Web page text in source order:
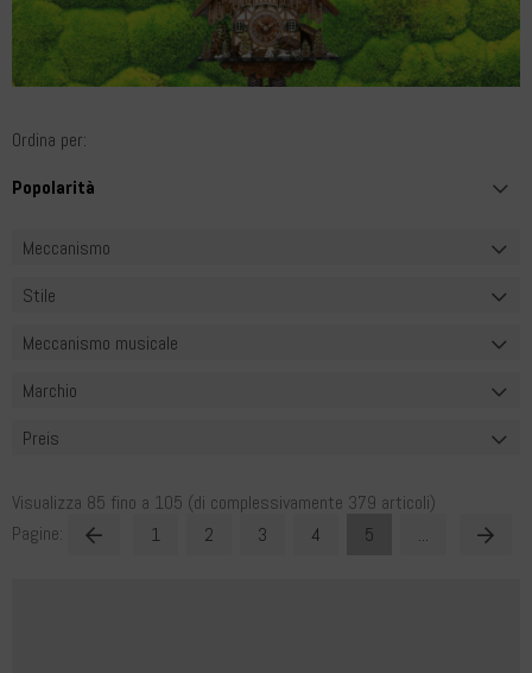
Ordina per:
Meccanismo
Stile
Meccanismo musicale
Marchio
Preis
Visualizza 85 fino a 105 (di complessivamente 379 articoli)
Pagine:
1 2 3 4 5 ...